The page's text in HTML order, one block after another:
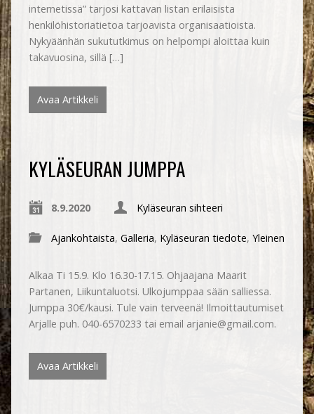
internetissä” tarjosi kattavan listan erilaisista
henkilöhistoriatietoa tarjoavista organisaatioista.
Nykyäänhän sukututkimus on helpompi aloittaa kuin
takavuosina, sillä […]
Avaa Artikkeli
KYLÄSEURAN JUMPPA
8.9.2020 Kyläseuran sihteeri
Ajankohtaista, Galleria, Kyläseuran tiedote, Yleinen
Alkaa Ti 15.9. Klo 16.30-17.15. Ohjaajana Maarit
Partanen, Liikuntaluotsi. Ulkojumppaa sään salliessa.
Jumppa 30€/kausi. Tule vain terveenä! Ilmoittautumiset
Arjalle puh. 040-6570233 tai email arjanie@gmail.com.
Avaa Artikkeli